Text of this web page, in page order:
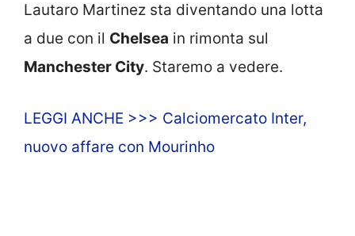
Lautaro Martinez sta diventando una lotta
a due con il Chelsea in rimonta sul
Manchester City. Staremo a vedere.
LEGGI ANCHE >>> Calciomercato Inter,
nuovo affare con Mourinho